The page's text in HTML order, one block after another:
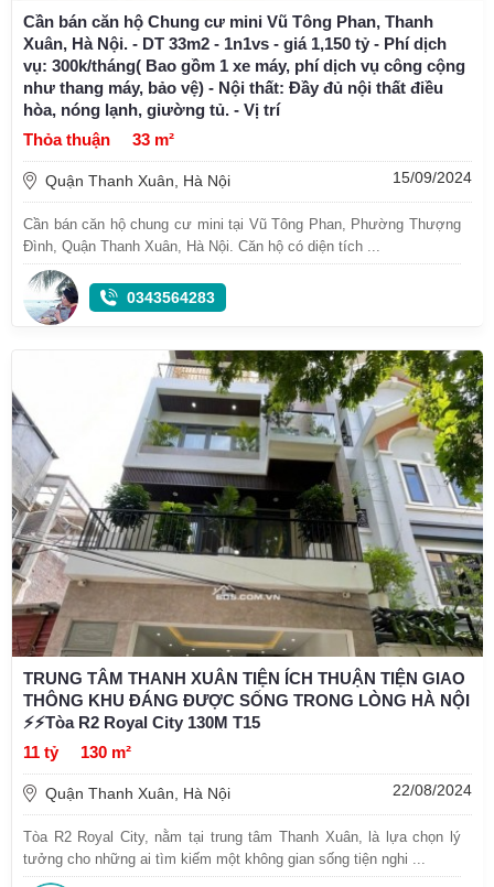
Cần bán căn hộ Chung cư mini Vũ Tông Phan, Thanh
Xuân, Hà Nội. - DT 33m2 - 1n1vs - giá 1,150 tỷ - Phí dịch
vụ: 300k/tháng( Bao gồm 1 xe máy, phí dịch vụ công cộng
như thang máy, bảo vệ) - Nội thất: Đầy đủ nội thất điều
hòa, nóng lạnh, giường tủ. - Vị trí
Thỏa thuận
33 m²
Quận Thanh Xuân, Hà Nội 15/09/2024
Cần bán căn hộ chung cư mini tại Vũ Tông Phan, Phường Thượng
Đình, Quận Thanh Xuân, Hà Nội. Căn hộ có diện tích ...
0343564283
TRUNG TÂM THANH XUÂN TIỆN ÍCH THUẬN TIỆN GIAO
THÔNG KHU ĐÁNG ĐƯỢC SỐNG TRONG LÒNG HÀ NỘI
⚡️⚡️Tòa R2 Royal City 130M T15
11 tỷ
130 m²
Quận Thanh Xuân, Hà Nội 22/08/2024
Tòa R2 Royal City, nằm tại trung tâm Thanh Xuân, là lựa chọn lý
tưởng cho những ai tìm kiếm một không gian sống tiện nghi ...